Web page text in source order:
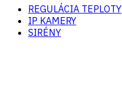
REGULÁCIA TEPLOTY
IP KAMERY
SIRÉNY